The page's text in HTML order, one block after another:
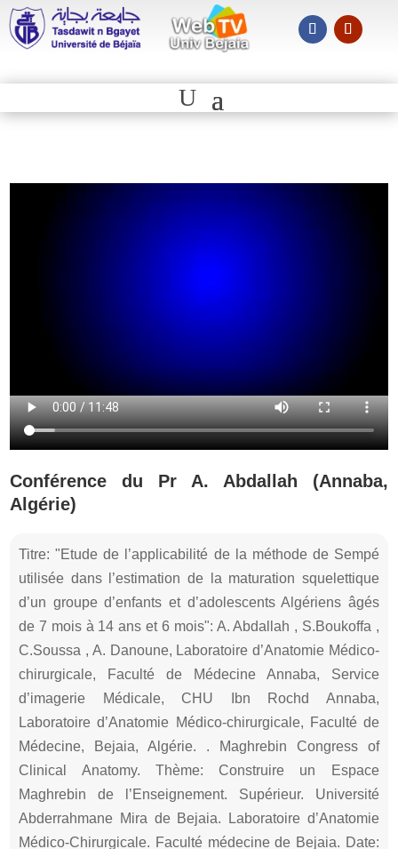
Conférence du Pr A. Abdallah (Annaba,
Algérie)
Titre: "Etude de l’applicabilité de la méthode de Sempé
utilisée dans l’estimation de la maturation squelettique
d’un groupe d’enfants et d’adolescents Algériens âgés
de 7 mois à 14 ans et 6 mois": A. Abdallah , S.Boukoffa ,
C.Soussa , A. Danoune, Laboratoire d’Anatomie Médico-
chirurgicale, Faculté de Médecine Annaba, Service
d’imagerie Médicale, CHU Ibn Rochd Annaba,
Laboratoire d’Anatomie Médico-chirurgicale, Faculté de
Médecine, Bejaia, Algérie. . Maghrebin Congress of
Clinical Anatomy. Thème: Construire un Espace
Maghrebin de l’Enseignement. Supérieur. Université
Abderrahmane Mira de Bejaia. Laboratoire d’Anatomie
Médico-Chirurgicale. Faculté médecine de Bejaia. Date: